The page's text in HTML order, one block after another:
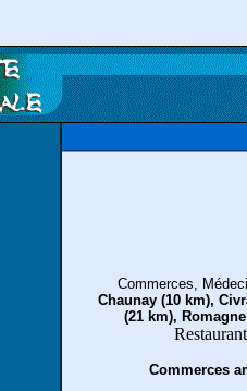
Commerces,
Chaunay (10 km),
(21 km),
Commerces